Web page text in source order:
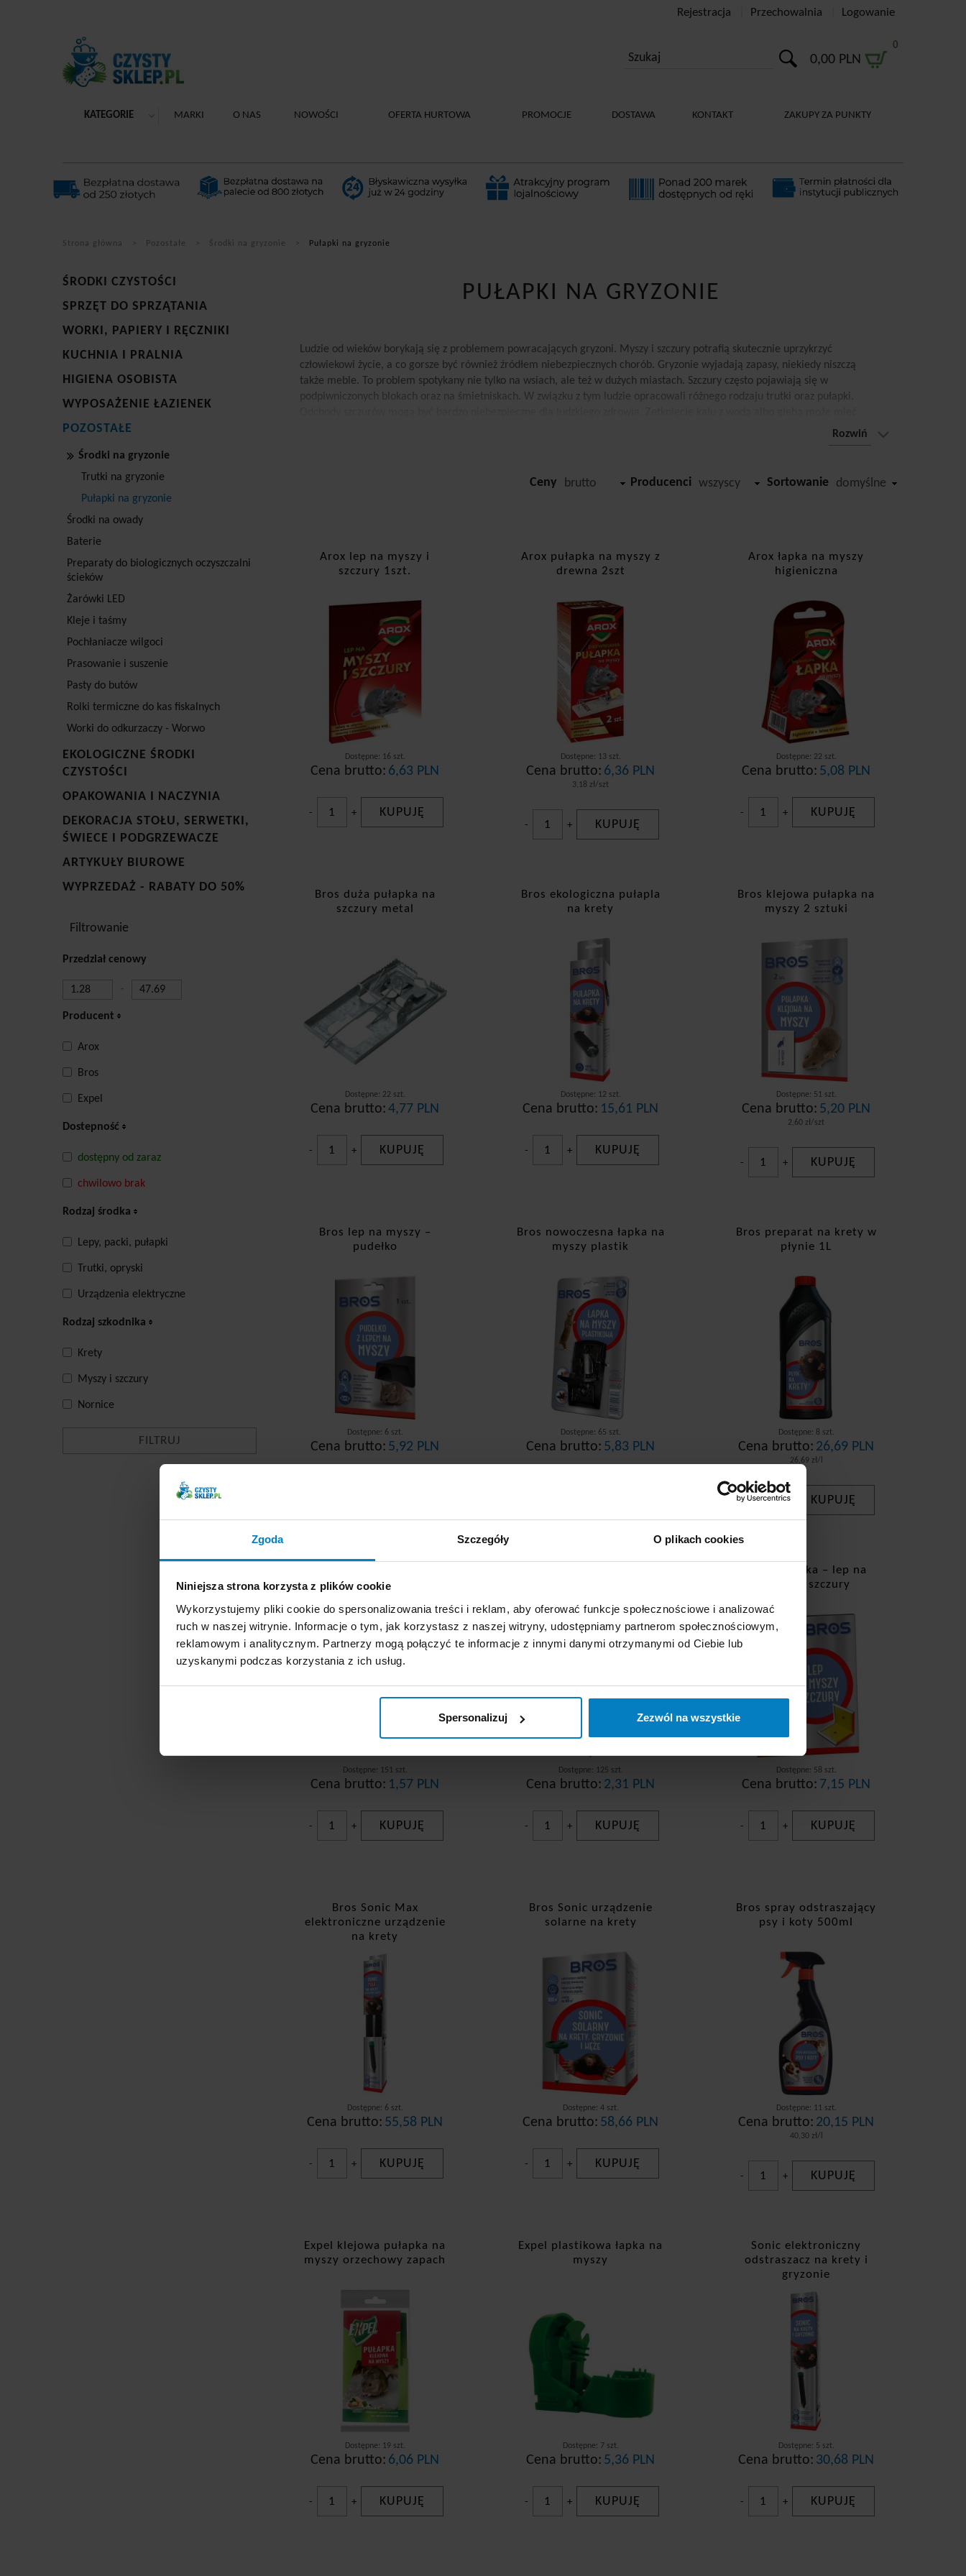
Zgoda Szczegóły O plikach cookies
Niniejsza strona korzysta z plików cookie
Wykorzystujemy pliki cookie do spersonalizowania treści i reklam, aby oferować funkcje społecznościowe i analizować
ruch w naszej witrynie. Informacje o tym, jak korzystasz z naszej witryny, udostępniamy partnerom społecznościowym,
reklamowym i analitycznym. Partnerzy mogą połączyć te informacje z innymi danymi otrzymanymi od Ciebie lub
uzyskanymi podczas korzystania z ich usług.
Spersonalizuj Zezwól na wszystkie
Rejestracja Przechowalnia Logowanie
0,00 PLN
0
KATEGORIE MARKI O NAS NOWOŚCI OFERTA HURTOWA PROMOCJE DOSTAWA KONTAKT ZAKUPY ZA PUNKTY
Strona główna Pozostałe Środki na gryzonie Pułapki na gryzonie
ŚRODKI CZYSTOŚCI
SPRZĘT DO SPRZĄTANIA
WORKI, PAPIERY I RĘCZNIKI
KUCHNIA I PRALNIA
HIGIENA OSOBISTA
WYPOSAŻENIE ŁAZIENEK
POZOSTAŁE
Środki na gryzonie
Trutki na gryzonie
Pułapki na gryzonie
Środki na owady
Baterie
Preparaty do biologicznych oczyszczalni
ścieków
Żarówki LED
Kleje i taśmy
Pochłaniacze wilgoci
Prasowanie i suszenie
Pasty do butów
Rolki termiczne do kas fiskalnych
Worki do odkurzaczy - Worwo
EKOLOGICZNE ŚRODKI
CZYSTOŚCI
OPAKOWANIA I NACZYNIA
DEKORACJA STOŁU, SERWETKI,
ŚWIECE I PODGRZEWACZE
ARTYKUŁY BIUROWE
WYPRZEDAŻ - RABATY DO 50%
Filtrowanie
Przedział cenowy
-
Producent
Arox
Bros
Expel
Dostepność
dostępny od zaraz
chwilowo brak
Rodzaj środka
Lepy, packi, pułapki
Trutki, opryski
Urządzenia elektryczne
Rodzaj szkodnika
Krety
Myszy i szczury
Nornice
PUŁAPKI NA GRYZONIE
Ludzie od wieków borykają się z problemem powracających gryzoni. Myszy i szczury potrafią skutecznie uprzykrzyć
człowiekowi życie, a co gorsze być również źródłem niebezpiecznych chorób. Gryzonie wyjadają zapasy, niekiedy niszczą
także meble. To problem spotykany nie tylko na wsiach, ale też w dużych miastach. Szczury często pojawiają się w
podpiwniczonych blokach oraz na śmietniskach. W związku z tym ludzie opracowali różnego rodzaju trutki oraz pułapki.
katastrofalne skutki. Nie aż tak niebezpieczne, ale za to mocno irytujące, potrafią być krety oraz nornice. Zwierzęta
rozkopują ziemię, często niszcząc przy tym sadzonki. Jednak za sprawą specjalnych pułapek można wyłapać szkodniki, nie
różnych warunkach. Doskonale odnajdą się na wsi, gdzie będą miały pod dostatkiem ziaren oraz warzyw, jak i w mieście w
pobliżu magazynów albo śmietnisk. Niestety gryzonie osiedlają się też czasem w miejskich piwnicach. Wówczas konieczny
których zaliczają się m.in. tyfus, cholera czy toksoplazmoza. W wielu przypadkach konieczne okazuje się wykorzystanie
specjalnych trutek albo pułapek. W naszej ofercie znalazły się produkty wykonane z drewna, plastiku oraz metalu.
Konsumenci chwalą ich niezawodność. Za sprawą odpowiednich akcesoriów możliwe staje się trwałe pozbycie niechcianych
lokatorów.
Pułapki na krety i nornice
Gospodarze i właściciele ogródków doskonale zdają sobie sprawę, że krety mają dwa różne oblicza. Z jednej strony kojarzone
są z sympatycznymi zwierzątkami, a z drugiej potrafią być źródłem poważnych szkód. Krety często masowo rozkopują ziemię,
przez co potrafią doszczętnie zniszczyć sadzonki. Istnieje jednak sposób na przerwanie tego procederu, a jednocześnie na nie
robienie zwierzętom żadnej krzywdy. Rozwiązaniem jest zakup ekologicznej pułapki na krety marki Bros. Walcowate pudełko
posiada specjalne zapadki, które zagradzają drogę wyjścia. Gdy zwierzak wejdzie do pułapki, można spokojnie i bezpiecznie
Rozwiń
Ceny brutto Producenci wszyscy Sortowanie domyślne
Arox lep na myszy i
szczury 1szt.
Dostępne: 16 szt.
Cena brutto: 6,63 PLN
- + KUPUJĘ
Arox pułapka na myszy z
drewna 2szt
Dostępne: 13 szt.
Cena brutto: 6,36 PLN
3,18 zł/szt
- + KUPUJĘ
Arox łapka na myszy
higieniczna
Dostępne: 22 szt.
Cena brutto: 5,08 PLN
- + KUPUJĘ
Bros duża pułapka na
szczury metal
Dostępne: 22 szt.
Cena brutto: 4,77 PLN
- + KUPUJĘ
Bros ekologiczna pułapla
na krety
Dostępne: 12 szt.
Cena brutto: 15,61 PLN
- + KUPUJĘ
Bros klejowa pułapka na
myszy 2 sztuki
Dostępne: 51 szt.
Cena brutto: 5,20 PLN
2,60 zł/szt
- + KUPUJĘ
Bros lep na myszy –
pudełko
Dostępne: 6 szt.
Cena brutto: 5,92 PLN
Bros nowoczesna łapka na
myszy plastik
Dostępne: 65 szt.
Cena brutto: 5,83 PLN
Bros preparat na krety w
płynie 1L
Dostępne: 8 szt.
Cena brutto: 26,69 PLN
26,69 zł/l
- + KUPUJĘ
drewno
Dostępne: 151 szt.
Cena brutto: 1,57 PLN
- + KUPUJĘ
Dostępne: 125 szt.
Cena brutto: 2,31 PLN
- + KUPUJĘ
Bros pułapka – lep na
myszy i szczury
Dostępne: 58 szt.
Cena brutto: 7,15 PLN
- + KUPUJĘ
Bros Sonic Max
elektroniczne urządzenie
na krety
Dostępne: 6 szt.
Cena brutto: 55,58 PLN
- + KUPUJĘ
Bros Sonic urządzenie
solarne na krety
Dostępne: 4 szt.
Cena brutto: 58,66 PLN
- + KUPUJĘ
Bros spray odstraszający
psy i koty 500ml
Dostępne: 11 szt.
Cena brutto: 20,15 PLN
40,30 zł/l
- + KUPUJĘ
Expel klejowa pułapka na
myszy orzechowy zapach
Dostępne: 19 szt.
Cena brutto: 6,06 PLN
- + KUPUJĘ
Expel plastikowa łapka na
myszy
Dostępne: 7 szt.
Cena brutto: 5,36 PLN
- + KUPUJĘ
Sonic elektroniczny
odstraszacz na krety i
gryzonie
Dostępne: 5 szt.
Cena brutto: 30,68 PLN
- + KUPUJĘ